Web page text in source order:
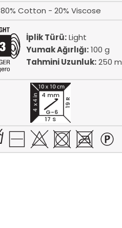
80% Cotton - 20% Viscose
İplik Türü:Light
Yumak Ağırlığı:100 g
Tahmini Uzunluk:250 m
17 S
19 R
4 mm
G-6